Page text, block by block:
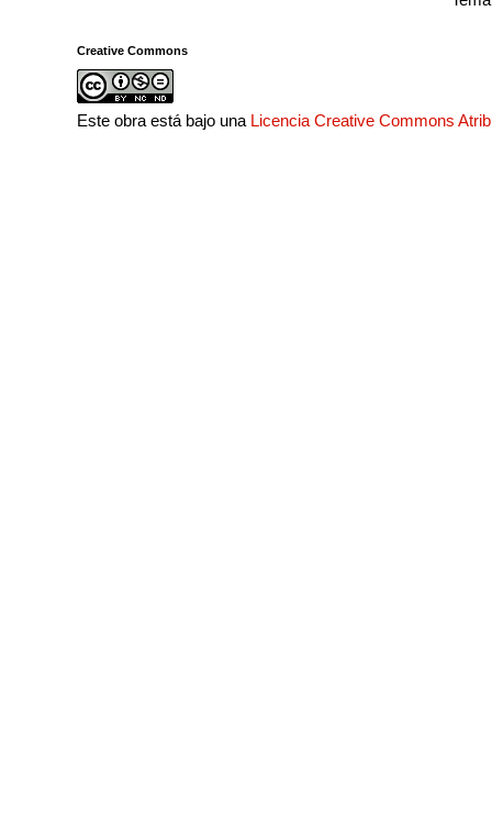
Creative Commons
Este obra está bajo una Licencia Creative Commons